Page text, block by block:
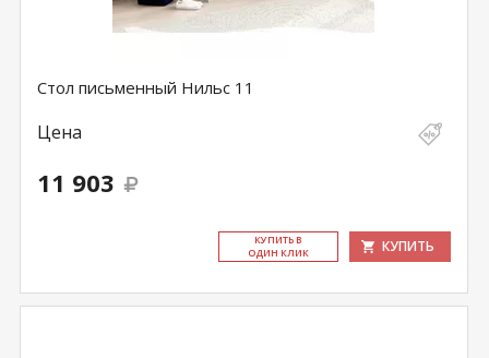
Стол письменный Нильс 11
Цена
11 903
КУ­ПИТЬ В
ОДИН КЛИК
КУПИТЬ